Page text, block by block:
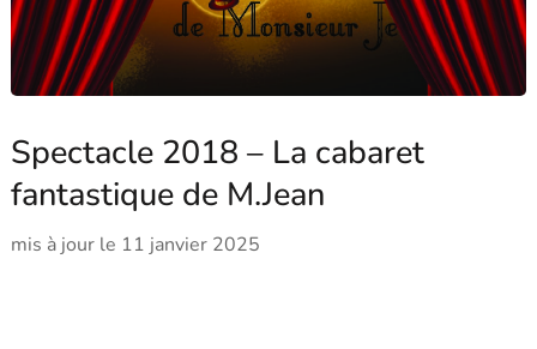
Spectacle 2018 – La cabaret
fantastique de M.Jean
mis à jour le 11 janvier 2025